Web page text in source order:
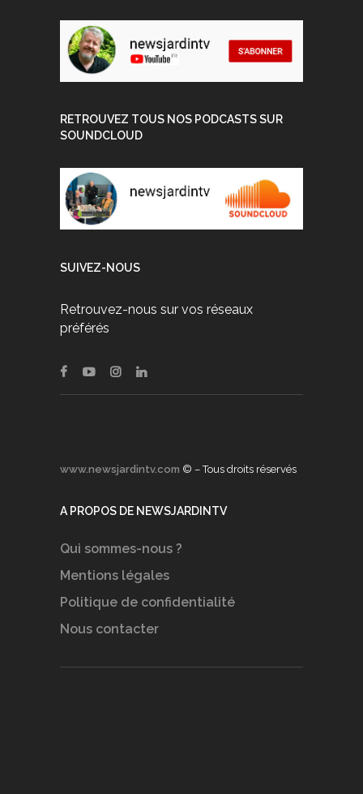
RETROUVEZ TOUS NOS PODCASTS SUR
SOUNDCLOUD
SUIVEZ-NOUS
Retrouvez-nous sur vos réseaux
préférés
www.newsjardintv.com © – Tous droits réservés
A PROPOS DE NEWSJARDINTV
Qui sommes-nous ?
Mentions légales
Politique de confidentialité
Nous contacter